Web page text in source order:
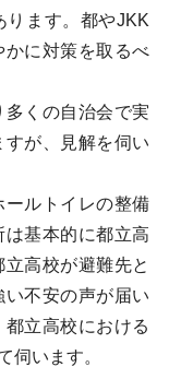
ります。都やJKK
に対策を取るべ
くの自治会で実
が、見解を伺い
ルトイレの整備
基本的に都立高
高校が避難先と
不安の声が届い
立高校における
伺います。